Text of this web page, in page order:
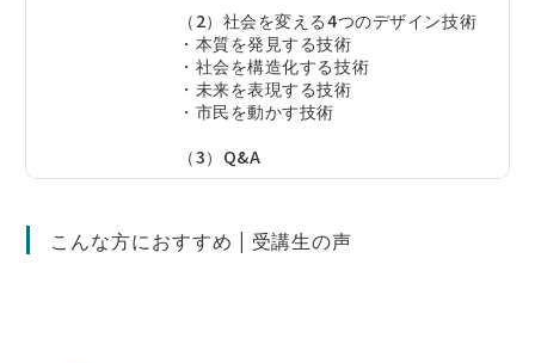
（2）社会を変える4つのデザイン技術
・本質を発見する技術
・社会を構造化する技術
・未来を表現する技術
・市民を動かす技術
（3）Q&A
こんな方におすすめ | 受講生の声